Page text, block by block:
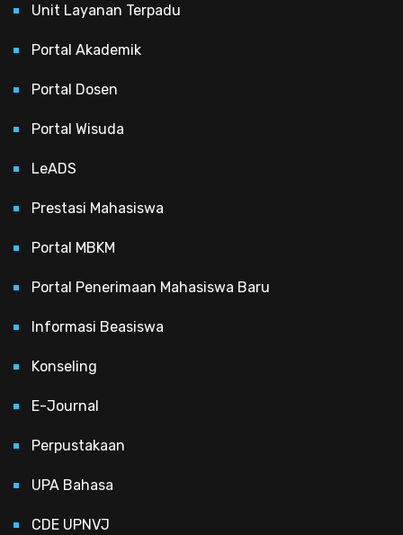
Unit Layanan Terpadu
Portal Akademik
Portal Dosen
Portal Wisuda
LeADS
Prestasi Mahasiswa
Portal MBKM
Portal Penerimaan Mahasiswa Baru
Informasi Beasiswa
Konseling
E-Journal
Perpustakaan
UPA Bahasa
CDE UPNVJ